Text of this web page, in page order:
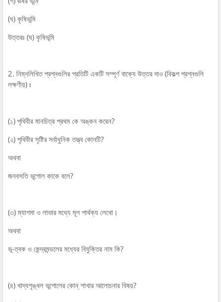
(ঘ) কৃষিভূমি
উত্তরঃ (ঘ) কৃষিভূমি
2. নিম্নলিখিত প্রশ্নগুলির প্রতিটি একটি সম্পূর্ণ বাক্যে উত্তর দাও (বিকল্প প্রশ্নগুলি
লক্ষণীয়) ঃ
(১) পৃথিবীর মানচিত্র প্রথম কে অঙ্কন করেন?
(২) পৃথিবীর সৃষ্টির সর্বাধুনিক তত্ত্ব কোনটি?
অথবা
জনবসতি ভূগোল কাকে বলে?
(৩) ম্যাগমা ও লাভার মধ্যে মূল পার্থক্য লেখো।
অথবা
ভূ-ত্বক ও কেন্দ্রমন্ডলের মধ্যের বিযুক্তির নাম কি?
(৪) খাদ্যশৃঙ্খল ভূগোলের কোন্‌ শাখার আলোচনার বিষয়?